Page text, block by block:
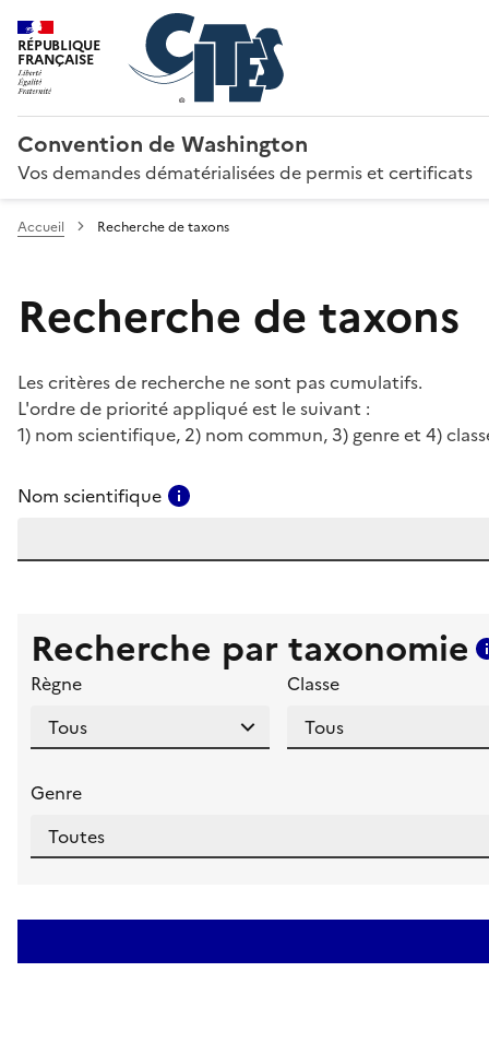
RÉPUBLIQUE
FRANÇAISE
Convention de Washington
Vos demandes dématérialisées de permis et certificats
Accueil Recherche de taxons
Recherche de taxons
Les critères de recherche ne sont pas cumulatifs.
L'ordre de priorité appliqué est le suivant :
1) nom scientifique, 2) nom commun, 3) genre et 4)
Nom scientifique
Recherche par taxonomie
Règne Classe
Genre